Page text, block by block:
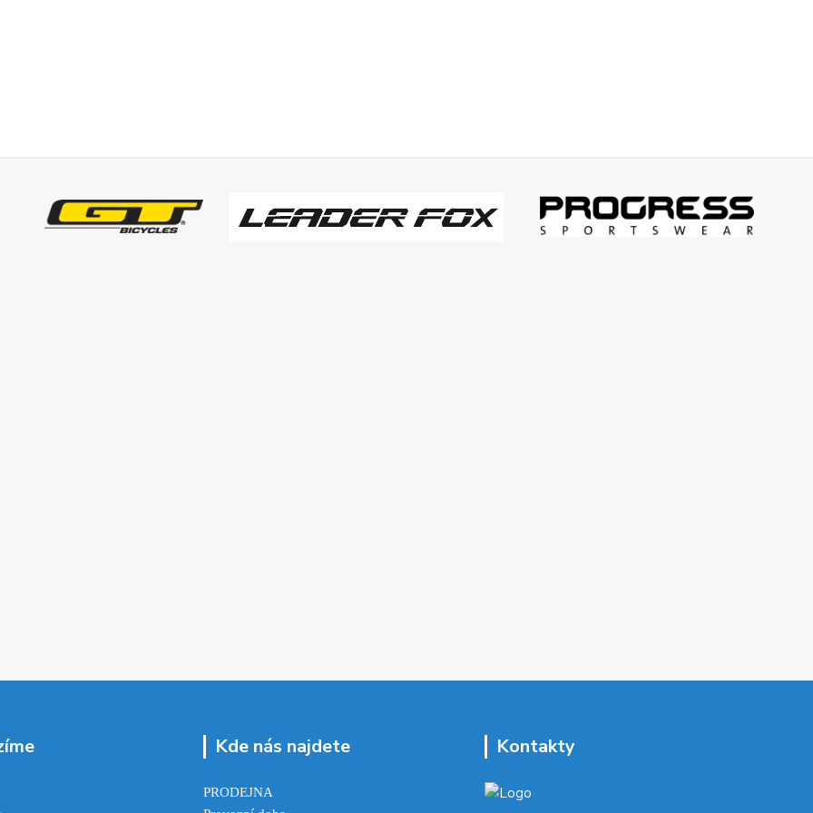
Kde nás najdete
PRODEJNA
Kontakty